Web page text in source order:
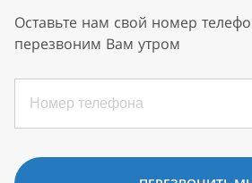
Оставьте нам свой номер
перезвоним Вам утром